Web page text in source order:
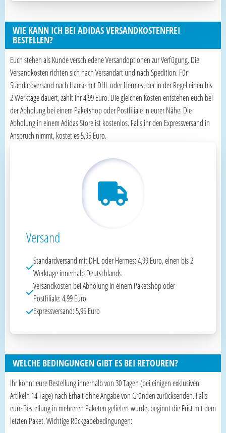
WIE KANN ICH BEI ADIDAS VERSANDKOSTENFREI
BESTELLEN?
Euch stehen als Kunde verschiedene Versandoptionen zur Verfügung. Die
Versandkosten richten sich nach Versandart und nach Spedition. Für
Standardversand nach Hause mit DHL oder Hermes, der in der Regel einen bis
2 Werktage dauert, zahlt ihr 4,99 Euro. Die gleichen Kosten entstehen euch bei
der Abholung bei einem Paketshop oder Postfiliale in eurer Nähe. Die
Abholung in einem Adidas Store ist kostenlos. Falls ihr den Expressversand in
Anspruch nimmt, kostet es 5,95 Euro.
Versand
Standardversand mit DHL oder Hermes: 4,99 Euro, einen bis 2
Werktage innerhalb Deutschlands
Versandkosten bei Abholung in einem Paketshop oder
Postfiliale: 4,99 Euro
Expressversand: 5,95 Euro
WELCHE BEDINGUNGEN GIBT ES BEI RETOUREN?
Ihr könnt eure Bestellung innerhalb von 30 Tagen (bei einigen exklusiven
Artikeln 14 Tage) nach Erhalt ohne Angabe von Gründen zurücksenden. Falls
eure Bestellung in mehreren Paketen geliefert wurde, beginnt die Frist mit dem
letzten Paket. Wichtige Rückgabebedingungen: